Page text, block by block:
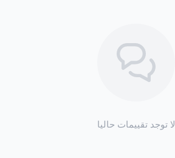
لا توجد تقييمات حاليا